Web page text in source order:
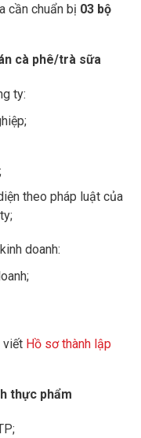
cần chuẩn bị 03 bộ
cà phê/trà sữa
ty:
theo pháp luật của
doanh:
viết Hồ sơ thành lập
thực phẩm